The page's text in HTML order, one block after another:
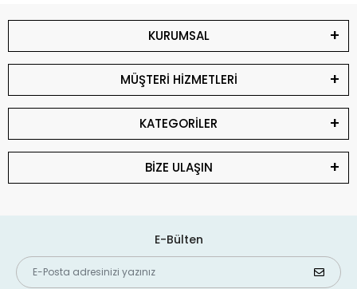
KURUMSAL
MÜŞTERİ HİZMETLERİ
KATEGORİLER
BİZE ULAŞIN
E-Bülten